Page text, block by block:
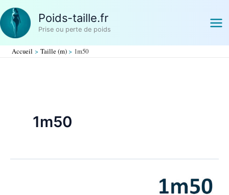
Aller
au
contenu
Poids-taille.fr
Prise ou perte de poids
Accueil Taille (m) 1m50
1m50